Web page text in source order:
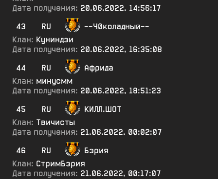
Дата получения: 20.06.2022, 14:56:17
43
RU
--Ч0коладный--
Клан: Куниндзи
Дата получения: 20.06.2022, 16:35:08
44
RU
Африда
Клан: минусмм
Дата получения: 20.06.2022, 18:51:23
45
RU
КИЛЛ.ШОТ
Клан: Твичисты
Дата получения: 21.06.2022, 00:02:07
46
RU
Бэрия
Клан: СтримБэрия
Дата получения: 21.06.2022, 00:17:07